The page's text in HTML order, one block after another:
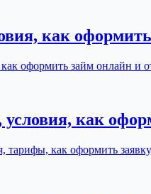
как оформить
как оформить займ онлайн
как
тарифы, как оформить